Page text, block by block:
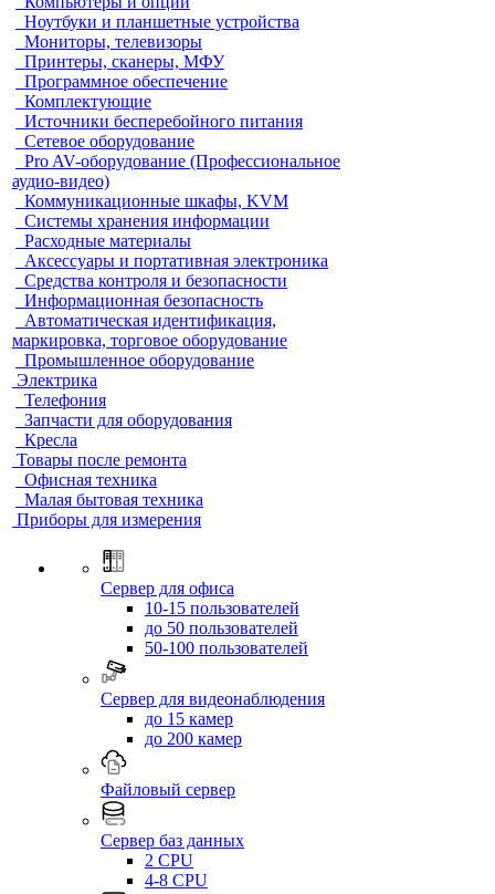
Ноутбуки и планшетные устройства
Мониторы, телевизоры
Принтеры, сканеры, МФУ
Программное обеспечение
Комплектующие
Источники бесперебойного питания
Сетевое оборудование
Pro AV-оборудование (Профессиональное
аудио-видео)
Коммуникационные шкафы, KVM
Системы хранения информации
Расходные материалы
Аксессуары и портативная электроника
Средства контроля и безопасности
Информационная безопасность
Автоматическая идентификация,
маркировка, торговое оборудование
Промышленное оборудование
Электрика
Телефония
Запчасти для оборудования
Кресла
Товары после ремонта
Офисная техника
Малая бытовая техника
Приборы для измерения
Сервер для офиса
10-15 пользователей
до 50 пользователей
50-100 пользователей
Сервер для видеонаблюдения
до 15 камер
до 200 камер
Файловый сервер
Сервер баз данных
2 CPU
4-8 CPU